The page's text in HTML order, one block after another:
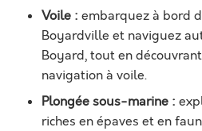
Voile : embarquez à bord
Boyardville et naviguez
Boyard, tout en
navigation à voile.
Plongée sous-marine :
riches en épaves et en